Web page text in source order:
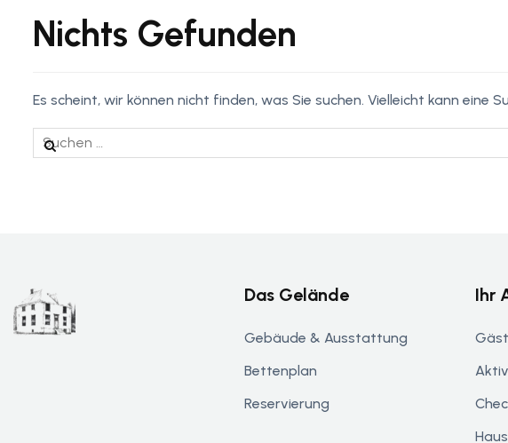
Nichts Gefunden
Es scheint, wir können nicht finden, was Sie suchen. Vielleicht kann eine
Das Gelände
Gebäude & Ausstattung
Bettenplan
Reservierung
Ihr